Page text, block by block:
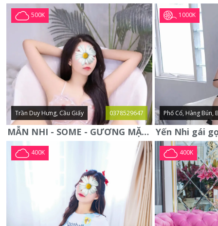
500K
Trần Duy Hưng, Cầu Giấy 0378529647
MẪN NHI - SOME - GƯƠNG MẶT XINH XẮN -CỰC CHIỀU KHÁCH
1000K
Phố Cổ, Hàng Bún,
400K 400K